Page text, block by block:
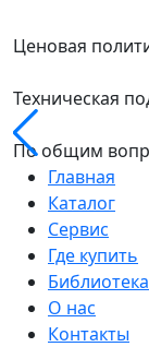
Ценовая
Техническая
По общим
Главная
Каталог
Сервис
Где купить
Библиотека
О нас
Контакты